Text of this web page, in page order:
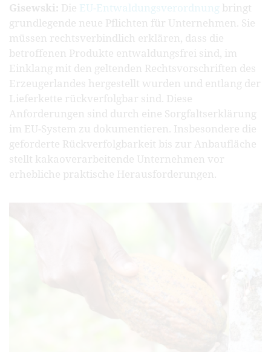
Gisewski: Die EU-Entwaldungsverordnung bringt
grundlegende neue Pflichten für Unternehmen. Sie
müssen rechtsverbindlich erklären, dass die
betroffenen Produkte entwaldungsfrei sind, im
Einklang mit den geltenden Rechtsvorschriften des
Erzeugerlandes hergestellt wurden und entlang der
Lieferkette rückverfolgbar sind. Diese
Anforderungen sind durch eine Sorgfaltserklärung
im EU-System zu dokumentieren. Insbesondere die
geforderte Rückverfolgbarkeit bis zur Anbaufläche
stellt kakaoverarbeitende Unternehmen vor
erhebliche praktische Herausforderungen.